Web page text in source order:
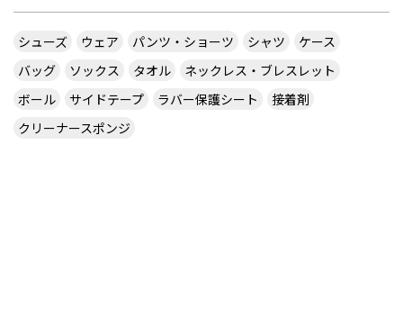
シューズ ウェア パンツ・ショーツ シャツ
ケース
バッグ
ソックス タオル
ネックレス・ブレスレット
ボール
サイドテープ ラバー保護シート
接着剤
クリーナースポンジ